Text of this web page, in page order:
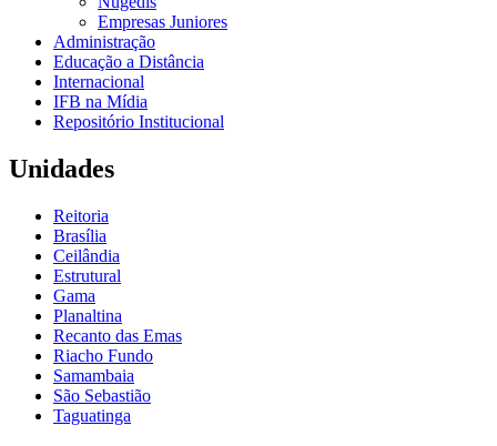
Empresas Juniores
Administração
Educação a Distância
Internacional
IFB na Mídia
Repositório Institucional
Unidades
Reitoria
Brasília
Ceilândia
Estrutural
Gama
Planaltina
Recanto das Emas
Riacho Fundo
Samambaia
São Sebastião
Taguatinga